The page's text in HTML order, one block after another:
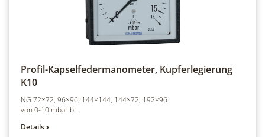
Profil-Kapselfedermanometer, Kupferlegierung
K10
NG 72×72, 96×96, 144×144, 144×72, 192×96
von 0-10 mbar b...
Details